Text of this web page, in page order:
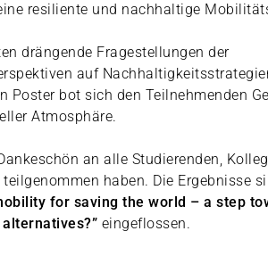
resiliente und nachhaltige
drängende Fragestellungen der
auf
Poster bot sich den Teilnehmenden
Atmosphäre.
an alle Studierenden,
haben. Die Ergebnisse
for saving the world – a step
eingeflossen.